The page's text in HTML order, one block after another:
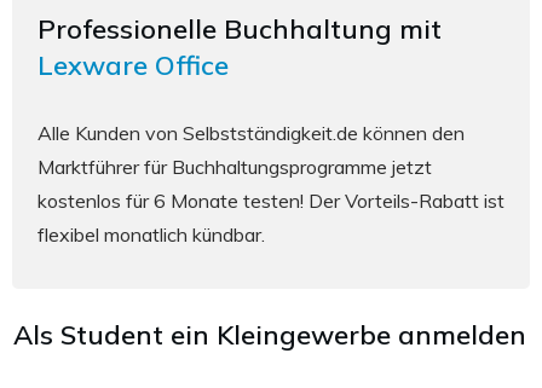
Professionelle Buchhaltung mit
Lexware Office
Alle Kunden von Selbstständigkeit.de können den
Marktführer für Buchhaltungsprogramme jetzt
kostenlos für 6 Monate testen! Der Vorteils-Rabatt ist
flexibel monatlich kündbar.
Als Student ein Kleingewerbe anmelden